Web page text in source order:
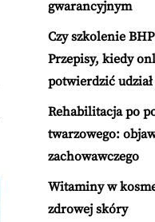
gwarancyjnym
Czy szkolenie
Przepisy, kiedy
potwierdzić
Rehabilitacja po
twarzowego:
zachowawczego
Witaminy w
zdrowej skóry